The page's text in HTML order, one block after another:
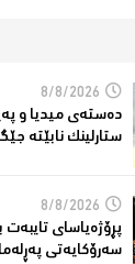
8/8/2026
دەستەی میدیا و
ستارلینك نابێتە
8/8/2026
پڕۆژەیاسای
سەرۆكایەتی